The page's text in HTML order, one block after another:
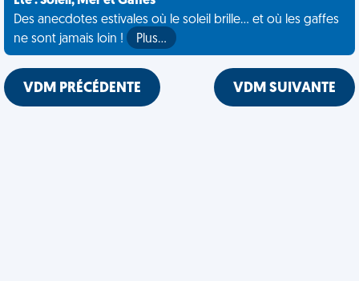
Des anecdotes estivales où le soleil brille... et où les gaffes
ne sont jamais loin !
Plus…
VDM PRÉCÉDENTE VDM SUIVANTE